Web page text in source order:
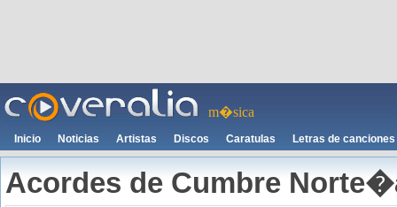
m�sica
Inicio Noticias Artistas Discos Caratulas Letras de canciones
Acordes de Cumbre